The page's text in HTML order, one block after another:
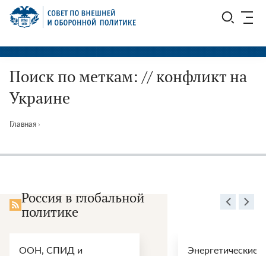
Перейти
СВОП
Поиск по меткам: // конфликт на
Украине
Главная ›
Россия в глобальной
политике
ООН, СПИД и
Энергетические